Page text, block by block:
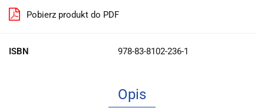
Pobierz produkt do PDF
ISBN 978-83-8102-236-1
Opis